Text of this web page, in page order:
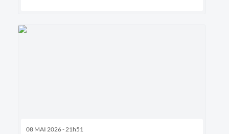
08 MAI 2026 - 21h51